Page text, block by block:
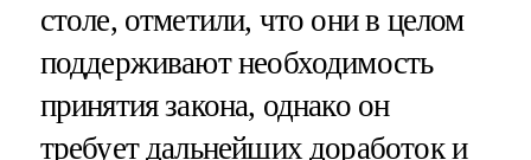
столе, отметили, что они в целом
поддерживают необходимость
принятия закона, однако он
требует дальнейших доработок и